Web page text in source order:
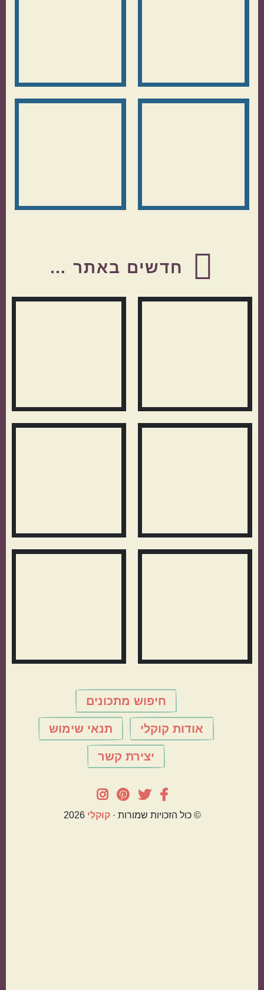
חדשים באתר …
חיפוש מתכונים
אודות קוקלי תנאי שימוש
יצירת קשר
© כול הזכויות שמורות ·קוּקלִי 2026